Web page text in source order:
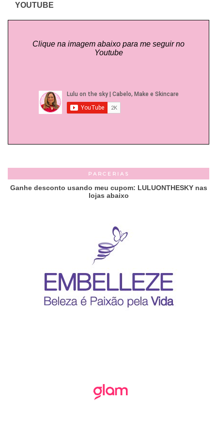
YOUTUBE
Clique na imagem abaixo para me seguir no
Youtube
PARCERIAS
Ganhe desconto usando meu cupom: LULUONTHESKY nas
lojas abaixo